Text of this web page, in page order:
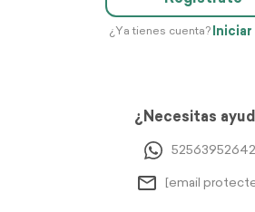
¿Ya tienes cuenta? Iniciar
¿Necesitas
[email